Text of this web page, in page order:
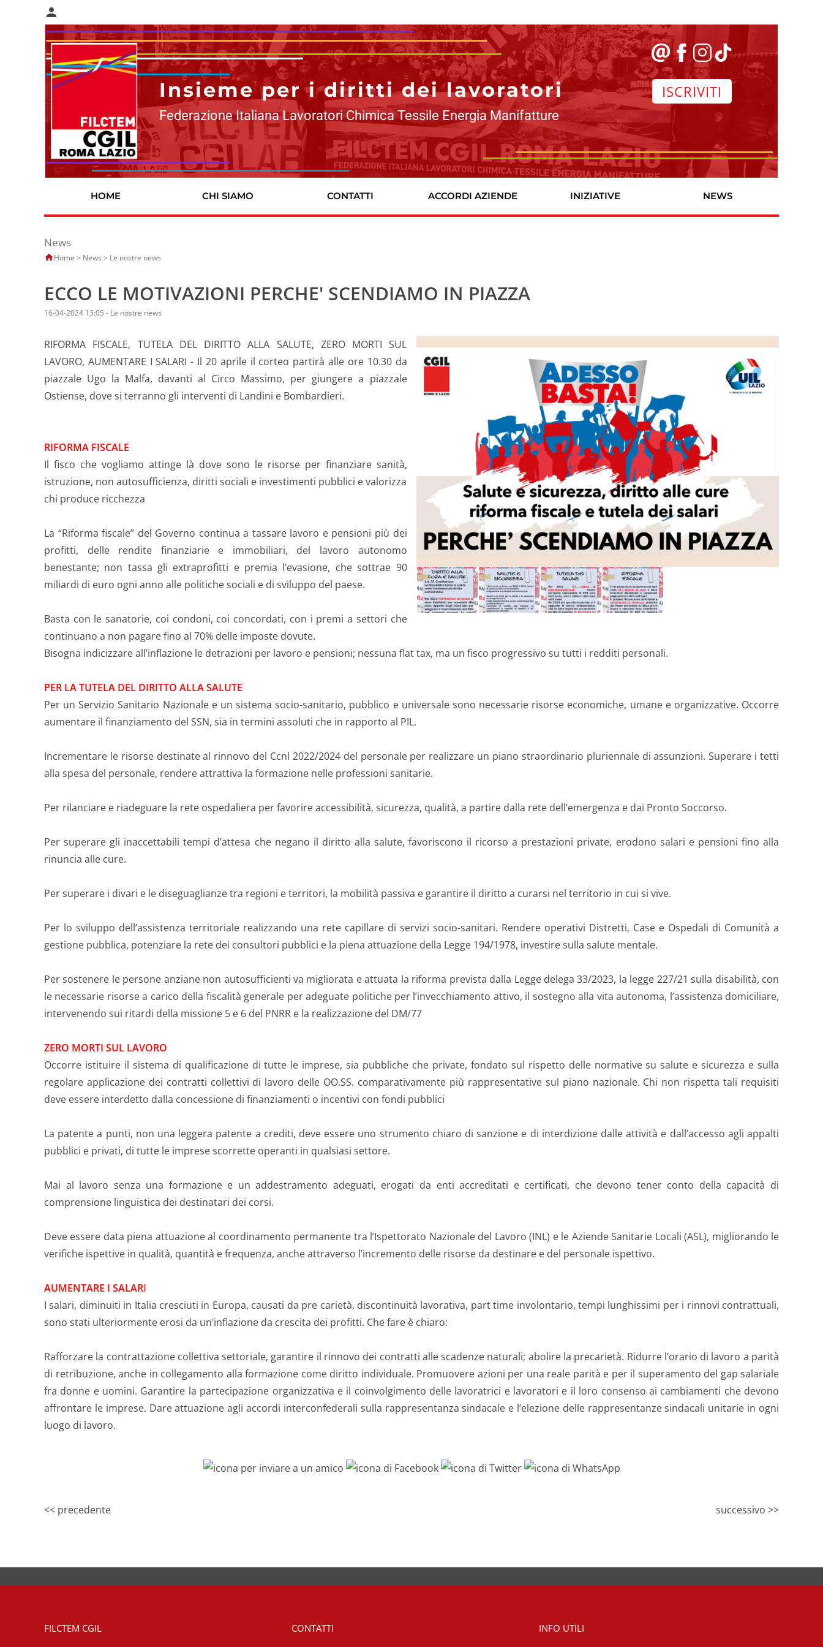
person
Insieme per i diritti dei lavoratori
Federazione Italiana Lavoratori Chimica Tessile Energia Manifatture
ISCRIVITI
HOME CHI SIAMO CONTATTI ACCORDI AZIENDE INIZIATIVE NEWS
News
Home > News > Le nostre news
ECCO LE MOTIVAZIONI PERCHE' SCENDIAMO IN PIAZZA
16-04-2024 13:05 - Le nostre news
RIFORMA FISCALE, TUTELA DEL DIRITTO ALLA SALUTE, ZERO MORTI SUL
LAVORO, AUMENTARE I SALARI - Il 20 aprile il corteo partirà alle ore 10.30 da
piazzale Ugo la Malfa, davanti al Circo Massimo, per giungere a piazzale
Ostiense, dove si terranno gli interventi di Landini e Bombardieri.
RIFORMA FISCALE
Il fisco che vogliamo attinge là dove sono le risorse per finanziare sanità,
istruzione, non autosufficienza, diritti sociali e investimenti pubblici e valorizza
chi produce ricchezza
La “Riforma fiscale” del Governo continua a tassare lavoro e pensioni più dei
profitti, delle rendite finanziarie e immobiliari, del lavoro autonomo
benestante; non tassa gli extraprofitti e premia l’evasione, che sottrae 90
miliardi di euro ogni anno alle politiche sociali e di sviluppo del paese.
Basta con le sanatorie, coi condoni, coi concordati, con i premi a settori che
continuano a non pagare fino al 70% delle imposte dovute.
Bisogna indicizzare all’inflazione le detrazioni per lavoro e pensioni; nessuna flat tax, ma un fisco progressivo su tutti i redditi personali.
PER LA TUTELA DEL DIRITTO ALLA SALUTE
Per un Servizio Sanitario Nazionale e un sistema socio-sanitario, pubblico e universale sono necessarie risorse economiche, umane e organizzative. Occorre
aumentare il finanziamento del SSN, sia in termini assoluti che in rapporto al PIL.
Incrementare le risorse destinate al rinnovo del Ccnl 2022/2024 del personale per realizzare un piano straordinario pluriennale di assunzioni. Superare i tetti
alla spesa del personale, rendere attrattiva la formazione nelle professioni sanitarie.
Per rilanciare e riadeguare la rete ospedaliera per favorire accessibilità, sicurezza, qualità, a partire dalla rete dell’emergenza e dai Pronto Soccorso.
Per superare gli inaccettabili tempi d’attesa che negano il diritto alla salute, favoriscono il ricorso a prestazioni private, erodono salari e pensioni fino alla
rinuncia alle cure.
Per superare i divari e le diseguaglianze tra regioni e territori, la mobilità passiva e garantire il diritto a curarsi nel territorio in cui si vive.
Per lo sviluppo dell’assistenza territoriale realizzando una rete capillare di servizi socio-sanitari. Rendere operativi Distretti, Case e Ospedali di Comunità a
gestione pubblica, potenziare la rete dei consultori pubblici e la piena attuazione della Legge 194/1978, investire sulla salute mentale.
Per sostenere le persone anziane non autosufficienti va migliorata e attuata la riforma prevista dalla Legge delega 33/2023, la legge 227/21 sulla disabilità, con
le necessarie risorse a carico della fiscalità generale per adeguate politiche per l’invecchiamento attivo, il sostegno alla vita autonoma, l’assistenza domiciliare,
intervenendo sui ritardi della missione 5 e 6 del PNRR e la realizzazione del DM/77
ZERO MORTI SUL LAVORO
Occorre istituire il sistema di qualificazione di tutte le imprese, sia pubbliche che private, fondato sul rispetto delle normative su salute e sicurezza e sulla
regolare applicazione dei contratti collettivi di lavoro delle OO.SS. comparativamente più rappresentative sul piano nazionale. Chi non rispetta tali requisiti
deve essere interdetto dalla concessione di finanziamenti o incentivi con fondi pubblici
La patente a punti, non una leggera patente a crediti, deve essere uno strumento chiaro di sanzione e di interdizione dalle attività e dall’accesso agli appalti
pubblici e privati, di tutte le imprese scorrette operanti in qualsiasi settore.
Mai al lavoro senza una formazione e un addestramento adeguati, erogati da enti accreditati e certificati, che devono tener conto della capacità di
comprensione linguistica dei destinatari dei corsi.
Deve essere data piena attuazione al coordinamento permanente tra l’Ispettorato Nazionale del Lavoro (INL) e le Aziende Sanitarie Locali (ASL), migliorando le
verifiche ispettive in qualità, quantità e frequenza, anche attraverso l’incremento delle risorse da destinare e del personale ispettivo.
AUMENTARE I SALARI
I salari, diminuiti in Italia cresciuti in Europa, causati da pre carietà, discontinuità lavorativa, part time involontario, tempi lunghissimi per i rinnovi contrattuali,
sono stati ulteriormente erosi da un’inflazione da crescita dei profitti. Che fare è chiaro:
Rafforzare la contrattazione collettiva settoriale, garantire il rinnovo dei contratti alle scadenze naturali; abolire la precarietà. Ridurre l’orario di lavoro a parità
di retribuzione, anche in collegamento alla formazione come diritto individuale. Promuovere azioni per una reale parità e per il superamento del gap salariale
fra donne e uomini. Garantire la partecipazione organizzativa e il coinvolgimento delle lavoratrici e lavoratori e il loro consenso ai cambiamenti che devono
affrontare le imprese. Dare attuazione agli accordi interconfederali sulla rappresentanza sindacale e l’elezione delle rappresentanze sindacali unitarie in ogni
luogo di lavoro.
<< precedente successivo >>
FILCTEM CGIL CONTATTI INFO UTILI